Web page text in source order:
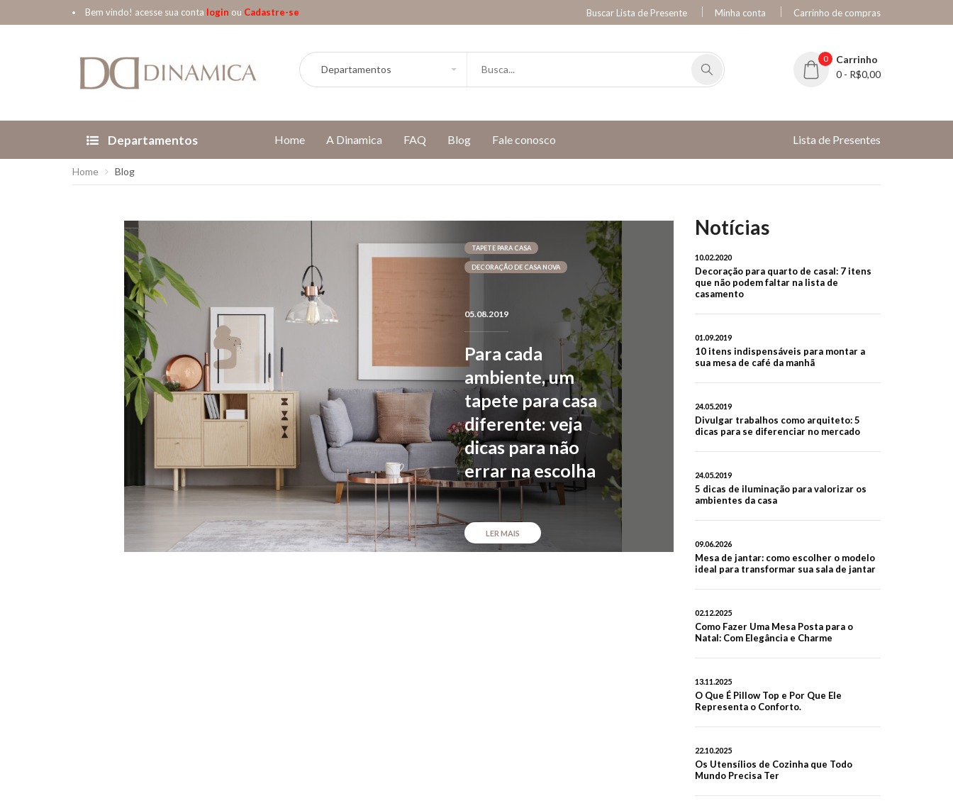
Bem vindo! acesse sua conta login ou Cadastre-se Buscar Lista de Presente Minha conta Carrinho de compras
0
Carrinho
0 - R$0,00
Departamentos Home A Dinamica FAQ Blog Fale conosco Lista de Presentes
Home Blog
TAPETE PARA CASA
DECORAÇÃO DE CASA NOVA
05.08.2019
Para cada
ambiente, um
tapete para casa
diferente: veja
dicas para não
errar na escolha
LER MAIS
Notícias
10.02.2020
Decoração para quarto de casal: 7 itens
que não podem faltar na lista de
casamento
01.09.2019
10 itens indispensáveis para montar a
sua mesa de café da manhã
24.05.2019
Divulgar trabalhos como arquiteto: 5
dicas para se diferenciar no mercado
24.05.2019
5 dicas de iluminação para valorizar os
ambientes da casa
09.06.2026
Mesa de jantar: como escolher o modelo
ideal para transformar sua sala de jantar
02.12.2025
Como Fazer Uma Mesa Posta para o
Natal: Com Elegância e Charme
13.11.2025
O Que É Pillow Top e Por Que Ele
Representa o Conforto.
22.10.2025
Os Utensílios de Cozinha que Todo
Mundo Precisa Ter